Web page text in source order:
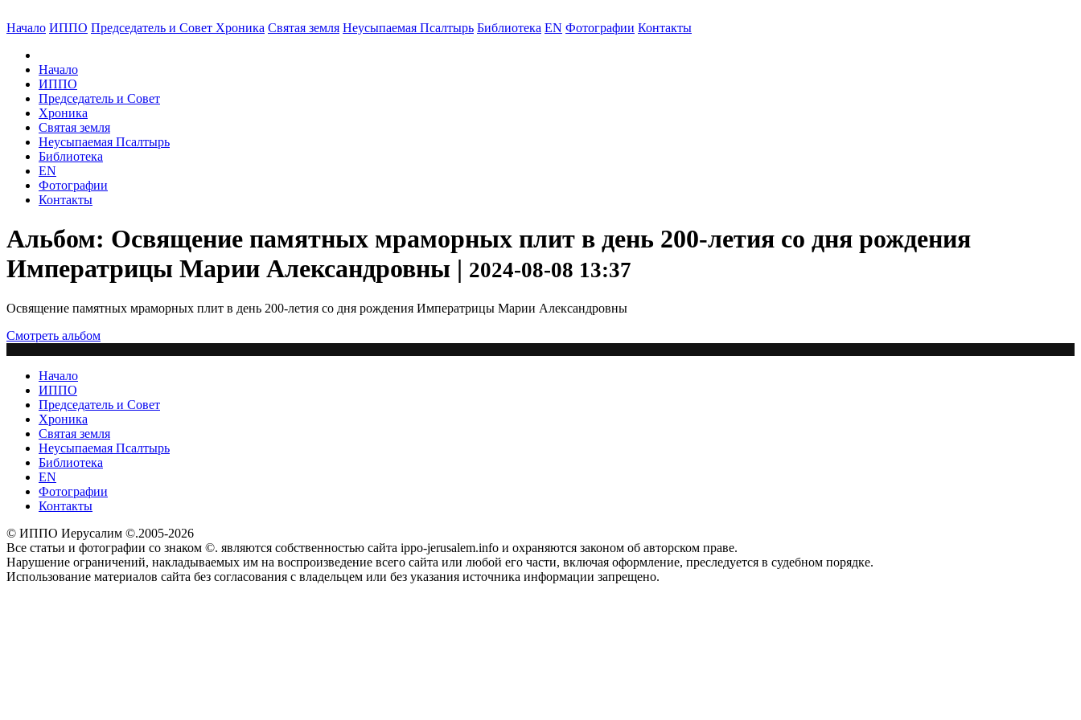
Начало ИППО Председатель и Совет Хроника Святая земля Неусыпаемая Псалтырь Библиотека EN Фотографии Контакты
Начало
ИППО
Председатель и Совет
Хроника
Святая земля
Неусыпаемая Псалтырь
Библиотека
EN
Фотографии
Контакты
Альбом: Освящение памятных мраморных плит в день 200-летия со дня рождения
Императрицы Марии Александровны | 2024-08-08 13:37
Освящение памятных мраморных плит в день 200-летия со дня рождения Императрицы Марии Александровны
Смотреть альбом
Начало
ИППО
Председатель и Совет
Хроника
Святая земля
Неусыпаемая Псалтырь
Библиотека
EN
Фотографии
Контакты
© ИППО Иерусалим ©.2005-2026
Все статьи и фотографии со знаком ©. являются собственностью сайта ippo-jerusalem.info и охраняются законом об авторском праве.
Нарушение ограничений, накладываемых им на воспроизведение всего сайта или любой его части, включая оформление, преследуется в судебном порядке.
Использование материалов сайта без согласования с владельцем или без указания источника информации запрещено.